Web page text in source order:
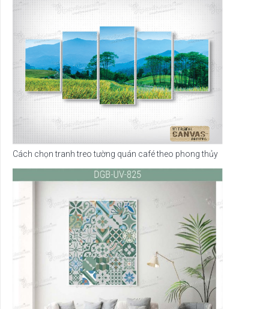
Cách chọn tranh treo tường quán café theo phong thủy